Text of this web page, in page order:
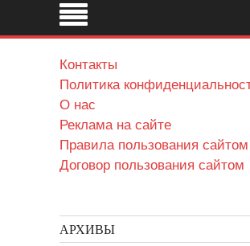
Контакты
Политика
О нас
Реклама на сайте
Правила пользования сайтом
Договор пользования сайтом
АРХИВЫ